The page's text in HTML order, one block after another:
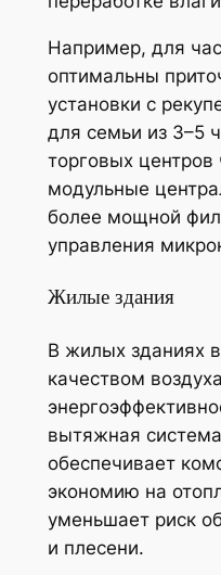
Например, для
оптимальны
установки с
для семьи из 3–5
торговых
модульные
более мощной
управления
Жилые здания
В жилых зданиях
качеством
вытяжная
обеспечивает
экономию на
уменьшает риск
и плесени.